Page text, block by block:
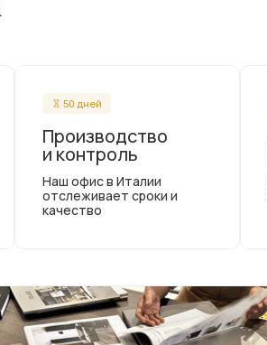
50 дней
Производство
и контроль
Наш офис в Италии
отслеживает сроки и
качество